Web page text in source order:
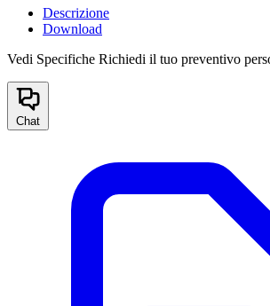
Descrizione
Download
Vedi Specifiche Richiedi il tuo preventivo
Chat